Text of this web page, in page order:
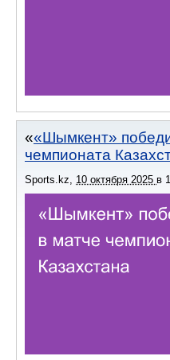
«Шымкент»
чемпионата
Sports.kz, 10 октября 2025 в